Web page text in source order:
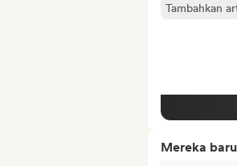
Tambahkan
Mereka